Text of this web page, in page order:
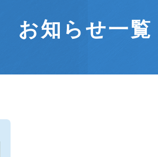
お知らせ一覧